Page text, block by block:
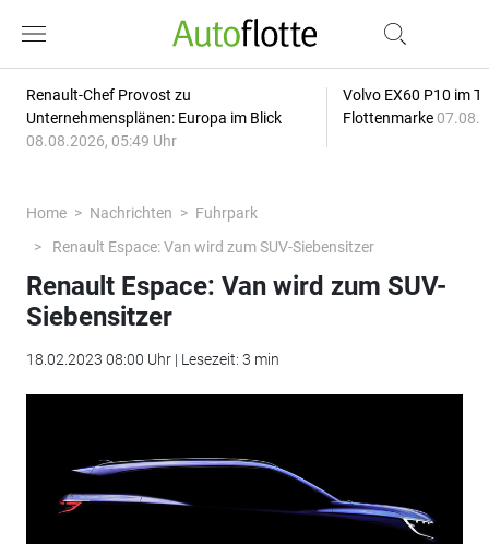
Renault-Chef Provost zu
Unternehmensplänen: Europa im Blick
08.08.2026, 05:49 Uhr
Volvo EX60 P10 im
Flottenmarke
Home Nachrichten
Fuhrpark
Renault Espace: Van wird zum SUV-Siebensitzer
Renault Espace: Van wird zum SUV-
Siebensitzer
18.02.2023 08:00 Uhr | Lesezeit: 3 min